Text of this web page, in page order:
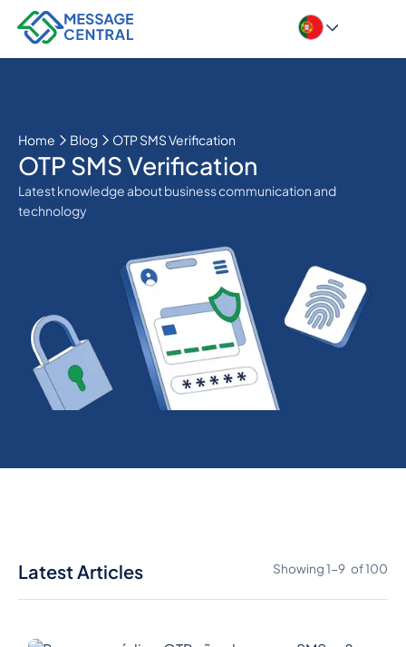
Home Blog OTP SMS Verification
OTP SMS Verification
Latest knowledge about business communication and
technology
Latest Articles Showing1-9 of100